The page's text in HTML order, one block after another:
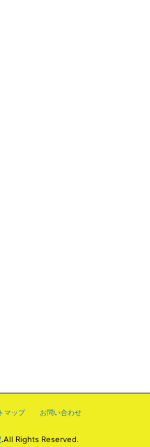
マップ お問い合わせ
.All Rights Reserved.